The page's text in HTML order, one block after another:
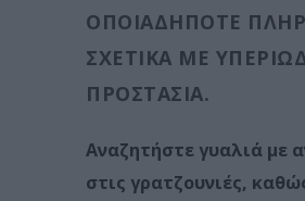
ΠΟΙΑΔΉΠΟΤΕ
ΧΕΤΙΚΆ ΜΕ
ΡΟΣΤΑΣΊΑ.
Αναζητήστε γυαλιά με
στις γρατζουνιές,